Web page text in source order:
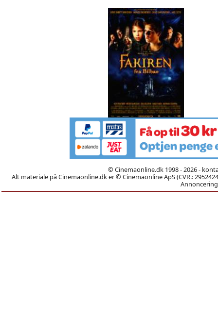
© Cinemaonline.dk 1998 - 2026 -
Alt materiale på Cinemaonline.dk er © Cinemaonline ApS (CVR.: